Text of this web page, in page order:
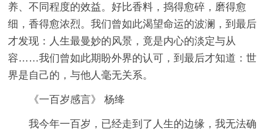
养、不同程度的效益。好比香料，捣得愈碎，磨得愈
细，香得愈浓烈。我们曾如此渴望命运的波澜，到最后
才发现：人生最曼妙的风景，竟是内心的淡定与从
容……我们曾如此期盼外界的认可，到最后才知道：世
界是自己的，与他人毫无关系。
《一百岁感言》 杨绛
我今年一百岁，已经走到了人生的边缘，我无法确